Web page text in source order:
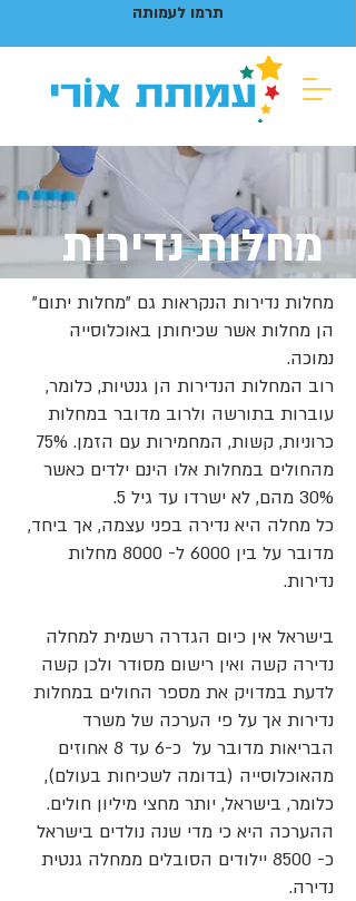
תרמו לעמותה
מחלות נדירות
מחלות נדירות הנקראות גם "מחלות יתום"
הן מחלות אשר שכיחותן באוכלוסייה
נמוכה.
רוב המחלות הנדירות הן גנטיות, כלומר,
עוברות בתורשה ולרוב מדובר במחלות
כרוניות, קשות, המחמירות עם הזמן. 75%
מהחולים במחלות אלו הינם ילדים כאשר
30% מהם, לא ישרדו עד גיל 5.
כל מחלה היא נדירה בפני עצמה, אך ביחד,
מדובר על בין 6000 ל- 8000 מחלות
נדירות.
בישראל אין כיום הגדרה רשמית למחלה
נדירה קשה ואין רישום מסודר ולכן קשה
לדעת במדויק את מספר החולים במחלות
נדירות אך על פי הערכה של משרד
הבריאות מדובר על כ-6 עד 8 אחוזים
מהאוכלוסייה (בדומה לשכיחות בעולם),
כלומר, בישראל, יותר מחצי מיליון חולים.
ההערכה היא כי מדי שנה נולדים בישראל
כ- 8500 יילודים הסובלים ממחלה גנטית
נדירה.